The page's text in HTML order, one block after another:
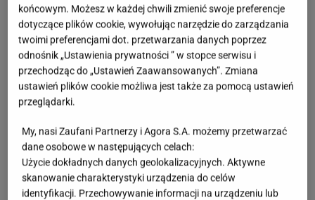
Zobacz wideoMięso z in vitro? Pierwszy raz
zjedzono je w 2013 roku [Next Station]
Dietetyk wskazał prosty wybór. To mięso wciąż ma
Jakub Woźniak na łamach Wprost.pl zwrócił uwagę
nafilet z piersi kurczaka.Szczególnie pozytywnie
ocenił mięso z hodowli, w której ogranicza się
końcowym. Możesz w każdej chwili zmienić swoje preferencje
dotyczące plików cookie, wywołując narzędzie do zarządzania
twoimi preferencjami dot. przetwarzania danych poprzez
odnośnik „Ustawienia prywatności ” w stopce serwisu i
przechodząc do „Ustawień Zaawansowanych”. Zmiana
ustawień plików cookie możliwa jest także za pomocą ustawień
przeglądarki.
My, nasi Zaufani Partnerzy i Agora S.A. możemy przetwarzać
dane osobowe w następujących celach:
Użycie dokładnych danych geolokalizacyjnych. Aktywne
skanowanie charakterystyki urządzenia do celów
identyfikacji. Przechowywanie informacji na urządzeniu lub